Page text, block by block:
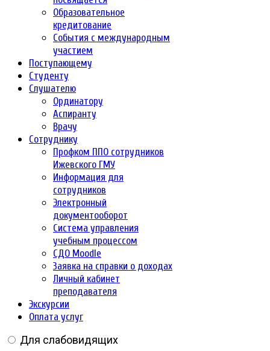
Образовательное
кредитование
События с международным
участием
Поступающему
Студенту
Слушателю
Ординатору
Аспиранту
Врачу
Сотруднику
Профком ППО сотрудников
Ижевского ГМУ
Информация для
сотрудников
Электронный
документооборот
Система управления
учебным процессом
СДО Moodle
Заявка на справки о доходах
Личный кабинет
преподавателя
Экскурсии
Оплата услуг
Для слабовидящих